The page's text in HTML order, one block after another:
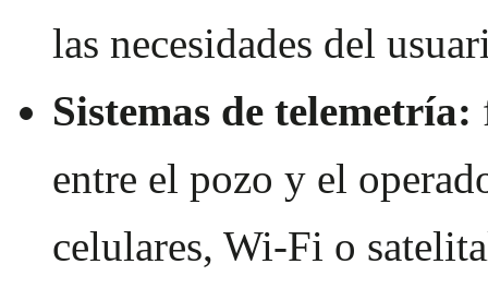
las necesidades del
Sistemas de telemetría:
entre el pozo y el
celulares, Wi-Fi o